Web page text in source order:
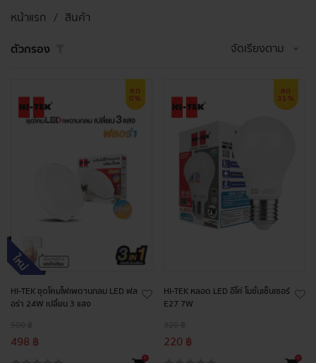
หน้าแรก
สินค้า
ตัวกรอง
จัดเรียงตาม
ลด
0%
HI-TEK ชุดโคมไฟเพดานกลม LED ฟล
อร่า 24W เปลี่ยน 3 แสง
498 ฿
+
ลด
31%
HI-TEK หลอด LED อีโค่ โมชั่นเซ็นเซอร์
E27 7W
220 ฿
+